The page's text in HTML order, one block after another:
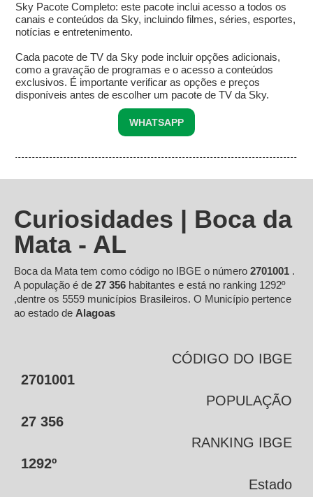
Sky Pacote Completo: este pacote inclui acesso a todos os
canais e conteúdos da Sky, incluindo filmes, séries, esportes,
notícias e entretenimento.
Cada pacote de TV da Sky pode incluir opções adicionais,
como a gravação de programas e o acesso a conteúdos
exclusivos. É importante verificar as opções e preços
disponíveis antes de escolher um pacote de TV da Sky.
WHATSAPP
Curiosidades | Boca da
Mata - AL
Boca da Mata tem como código no IBGE o número 2701001 .
A população é de 27 356 habitantes e está no ranking 1292º
,dentre os 5559 municípios Brasileiros. O Município pertence
ao estado de Alagoas
CÓDIGO DO IBGE
2701001
POPULAÇÃO
27 356
RANKING IBGE
1292º
Estado